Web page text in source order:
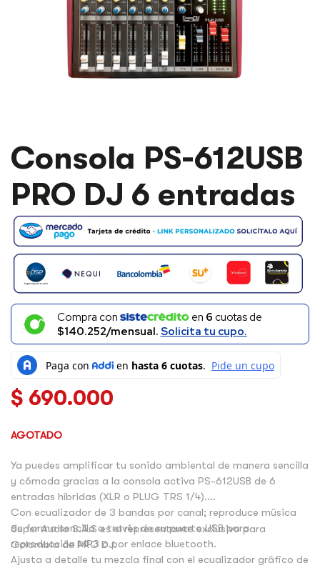
Consola PS-612USB
PRO DJ 6 entradas
Compra con en 6 cuotas de
$140.252/mensual. Solicita tu cupo.
$ 690.000
AGOTADO
Ya puedes amplificar tu sonido ambiental de manera sencilla
y cómoda gracias a la consola activa PS-612USB de 6
entradas híbridas (XLR o PLUG TRS 1/4).
Con ecualizador de 3 bandas por canal; reproduce música
de forma sencilla a través de su puerto USB para
reproducción MP3 o por enlace bluetooth.
Ajusta a detalle tu mezcla final con el ecualizador gráfico de
Super Audio S.A.S es el representante exclusivo para
Colombia de PRO DJ.